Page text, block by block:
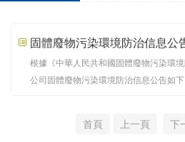
固體廢物污染環境防治信息公
根據《中華人民共和國固體廢物污染環
公司固體廢物污染環境防治信息公告如下: 一、固體廢物產生與處置狀
廢物有廢棄包裝物（油漆桶、廢
首頁 上一頁 下